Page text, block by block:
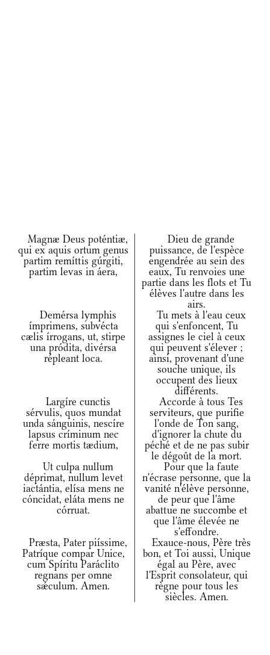
Magnæ Deus poténtiæ,
qui ex aquis ortum genus
partim remíttis gúrgiti,
partim levas in áera,
Dieu de grande
puissance, de l'espèce
engendrée au sein des
eaux, Tu renvoies une
partie dans les flots et Tu
élèves l'autre dans les
airs.
Demérsa lymphis
ímprimens, subvécta
cælis írrogans, ut, stirpe
una pródita, divérsa
répleant loca.
Tu mets à l'eau ceux
qui s'enfoncent, Tu
assignes le ciel à ceux
qui peuvent s'élever ;
ainsi, provenant d'une
souche unique, ils
occupent des lieux
différents.
Largíre cunctis
sérvulis, quos mundat
unda sánguinis, nescíre
lapsus críminum nec
ferre mortis tædium,
Accorde à tous Tes
serviteurs, que purifie
l'onde de Ton sang,
d'ignorer la chute du
péché et de ne pas subir
le dégoût de la mort.
Ut culpa nullum
déprimat, nullum levet
iactántia, elísa mens ne
cóncidat, eláta mens ne
córruat.
Pour que la faute
n'écrase personne, que la
vanité n'élève personne,
de peur que l'âme
abattue ne succombe et
que l'âme élevée ne
s'effondre.
Præsta, Pater piíssime,
Patríque compar Unice,
cum Spíritu Paráclito
regnans per omne
sǽculum. Amen.
Exauce-nous, Père très
bon, et Toi aussi, Unique
égal au Père, avec
l'Esprit consolateur, qui
règne pour tous les
siècles. Amen.